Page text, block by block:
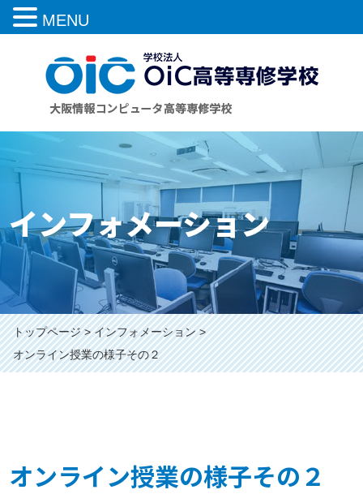
インフォメーション
トップページ
インフォメーション
オンライン授業の様子その２
オンライン授業の様子その２
MENU